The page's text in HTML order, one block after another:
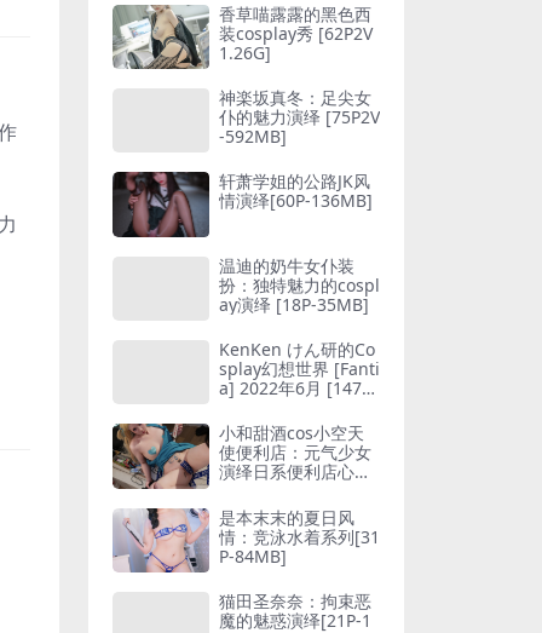
香草喵露露的黑色西
装cosplay秀 [62P2V
1.26G]
神楽坂真冬：足尖女
仆的魅力演绎 [75P2V
-592MB]
轩萧学姐的公路JK风
情演绎[60P-136MB]
温迪的奶牛女仆装
扮：独特魅力的cospl
ay演绎 [18P-35MB]
KenKen けん研的Co
splay幻想世界 [Fanti
a] 2022年6月 [147P
小和甜酒cos小空天
使便利店：元气少女
演绎日系便利店心动
B]
是本末末的夏日风
情：竞泳水着系列[31
P-84MB]
猫田圣奈奈：拘束恶
魔的魅惑演绎[21P-1